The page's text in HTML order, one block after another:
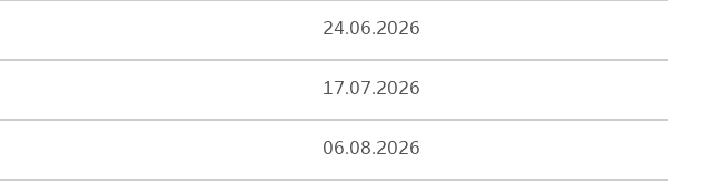
24.06.2026
17.07.2026
06.08.2026